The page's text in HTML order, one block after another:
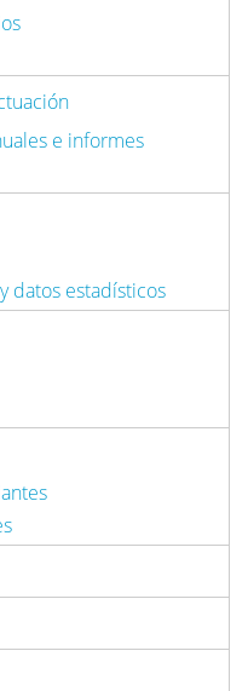
e informes
datos estadísticos